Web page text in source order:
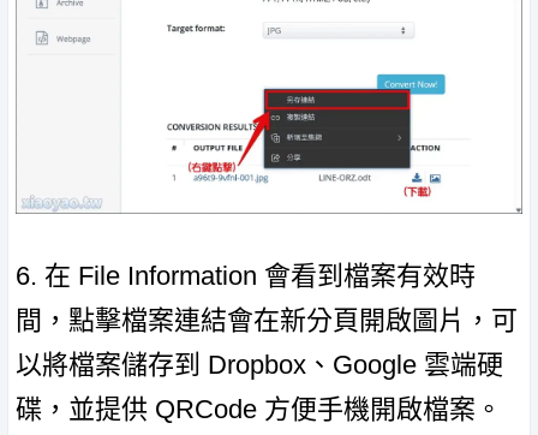
6. 在 File Information 會看到檔案有效時
間，點擊檔案連結會在新分頁開啟圖片，可
以將檔案儲存到 Dropbox、Google 雲端硬
碟，並提供 QRCode 方便手機開啟檔案。